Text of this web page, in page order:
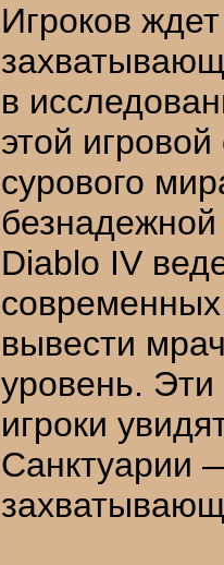
Игроков
в
этой
сурового
Diablo IV
вывести
уровень. Эти
игроки
Санктуарии